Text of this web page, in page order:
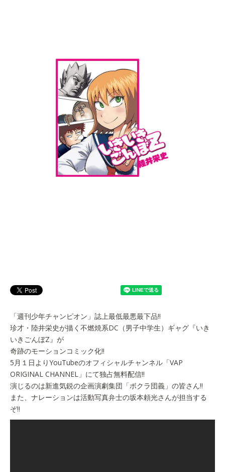
「週刊少年チャンピオン」誌上最低最悪最下品!!
珍才・陸井栄史が描く不燃焼系DC（男子中学生）ギャグ『いき
いきごんぼZ』が
奇跡のモーションコミック化!!
5月１日よりYouTubeのオフィシャルチャンネル「VAP
ORIGINAL CHANNEL」にて独占無料配信!!
演じるのは新進気鋭の企画演劇集団「ボクラ団義」の皆さん!!
また、ナレーションは活動写真弁士の坂本頼光さんが担当する
ぞ!!